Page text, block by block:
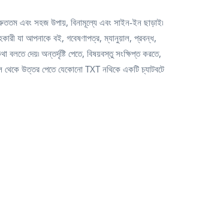
এবং সহজ উপায়, বিনামূল্যে এবং সাইন-ইন ছাড়াই৷
যা আপনাকে বই, গবেষণাপত্র, ম্যানুয়াল, প্রবন্ধ,
দেয়৷ অন্তর্দৃষ্টি পেতে, বিষয়বস্তু সংক্ষিপ্ত করতে,
থেকে উত্তর পেতে যেকোনো TXT নথিকে একটি চ্যাটবটে